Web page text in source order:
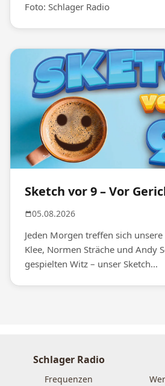
Foto: Schlager Radio
Sketch vor 9 – Vor
05.08.2026
Jeden Morgen treffen sich
Klee, Normen Sträche und Andy
gespielten Witz – unser Sketch...
Schlager Radio
Frequenzen